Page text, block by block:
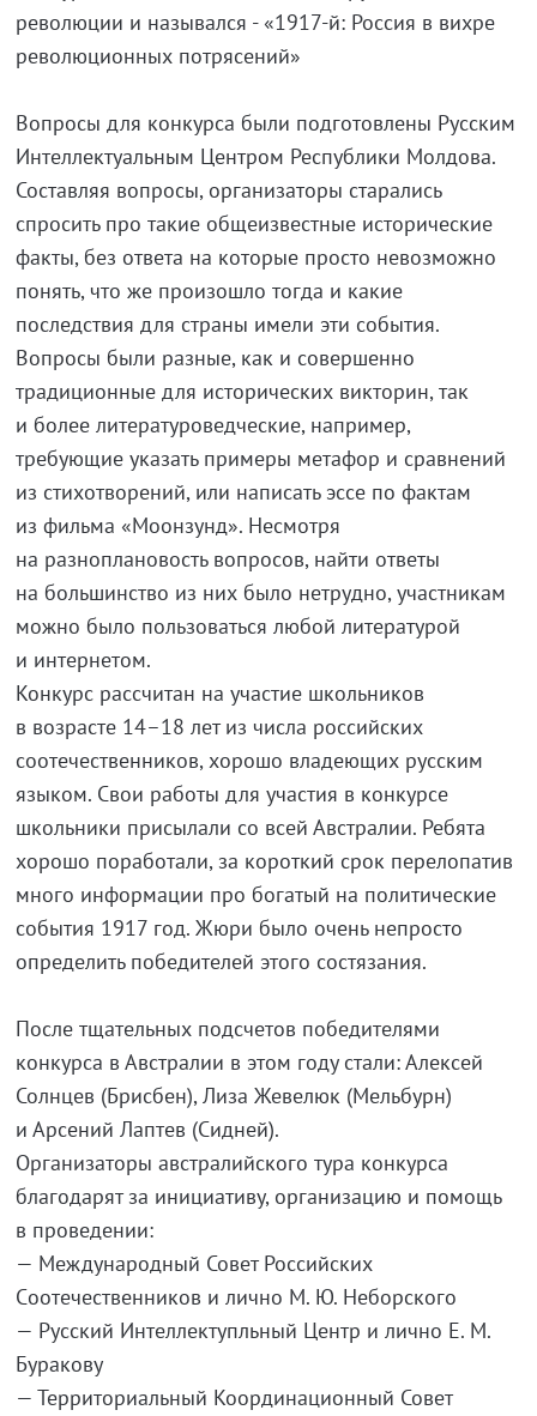
революции и назывался - «1917-й: Россия в вихре
революционных потрясений»
Вопросы для конкурса были подготовлены Русским
Интеллектуальным Центром Республики Молдова.
Составляя вопросы, организаторы старались
спросить про такие общеизвестные исторические
факты, без ответа на которые просто невозможно
понять, что же произошло тогда и какие
последствия для страны имели эти события.
Вопросы были разные, как и совершенно
традиционные для исторических викторин, так
и более литературоведческие, например,
требующие указать примеры метафор и сравнений
из стихотворений, или написать эссе по фактам
из фильма «Моонзунд». Несмотря
на разноплановость вопросов, найти ответы
на большинство из них было нетрудно, участникам
можно было пользоваться любой литературой
и интернетом.
Конкурс рассчитан на участие школьников
в возрасте 14–18 лет из числа российских
соотечественников, хорошо владеющих русским
языком. Свои работы для участия в конкурсе
школьники присылали со всей Австралии. Ребята
хорошо поработали, за короткий срок перелопатив
много информации про богатый на политические
события 1917 год. Жюри было очень непросто
определить победителей этого состязания.
После тщательных подсчетов победителями
конкурса в Австралии в этом году стали: Алексей
Солнцев (Брисбен), Лиза Жевелюк (Мельбурн)
и Арсений Лаптев (Сидней).
Организаторы австралийского тура конкурса
благодарят за инициативу, организацию и помощь
в проведении:
— Международный Совет Российских
Cоотечественников и лично М. Ю. Неборского
— Русский Интеллектупльный Центр и лично Е. М.
Буракову
— Территориальный Координационный Совет